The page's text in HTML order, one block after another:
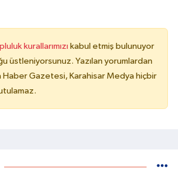
kurallarımızı kabul etmiş bulunuyor
üstleniyorsunuz. Yazılan yorumlardan
Haber Gazetesi, Karahisar Medya hiçbir